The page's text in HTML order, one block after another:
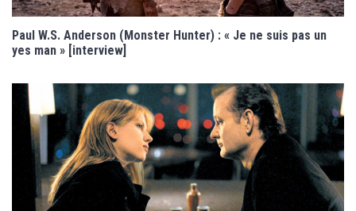
Paul W.S. Anderson (Monster Hunter) : « Je ne suis pas un
yes man » [interview]